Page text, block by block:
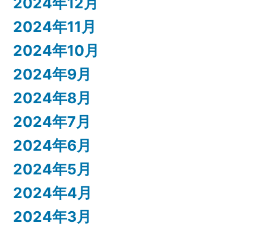
2024年11月
2024年10月
2024年9月
2024年8月
2024年7月
2024年6月
2024年5月
2024年4月
2024年3月